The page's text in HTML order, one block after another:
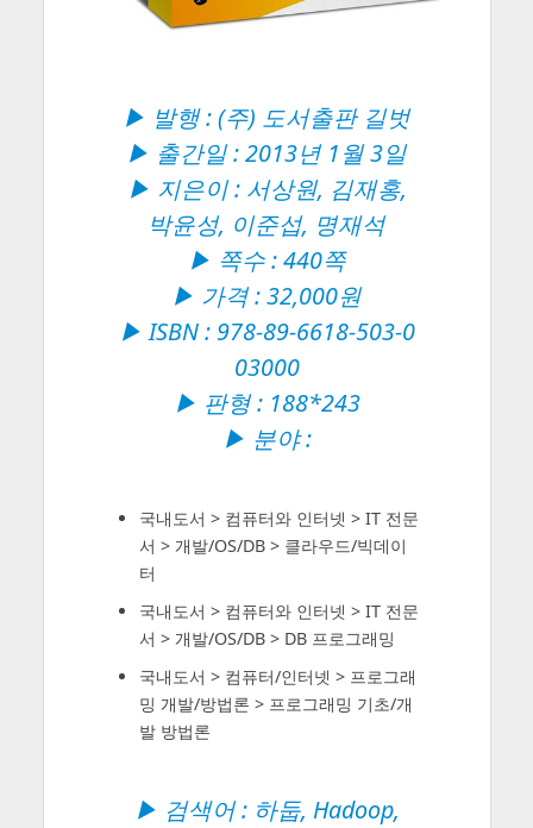
▶ 발행 : (주) 도서출판 길벗
▶ 출간일 : 2013년 1월 3일
▶ 지은이 : 서상원, 김재홍,
박윤성, 이준섭, 명재석
▶ 쪽수 : 440쪽
▶ 가격 : 32,000원
▶ ISBN : 978-89-6618-503-0
03000
▶ 판형 : 188*243
▶ 분야 :
국내도서 > 컴퓨터와 인터넷 > IT 전문
서 > 개발/OS/DB > 클라우드/빅데이
터
국내도서 > 컴퓨터와 인터넷 > IT 전문
서 > 개발/OS/DB > DB 프로그래밍
국내도서 > 컴퓨터/인터넷 > 프로그래
밍 개발/방법론 > 프로그래밍 기초/개
발 방법론
▶ 검색어 : 하둡, Hadoop,